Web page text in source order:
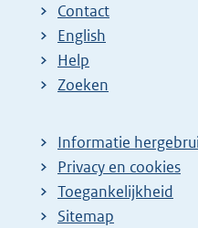
Contact
English
Help
Zoeken
Informatie
Privacy en cookies
Toegankelijkheid
Sitemap